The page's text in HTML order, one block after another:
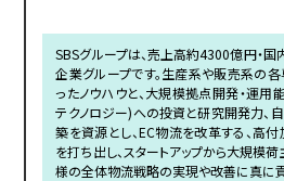
SBSグループは、売上高約4300億円・
企業グループです。生産系や販売系の
ったノウハウと、大規模拠点開発・運用
テクノロジー)への投資と研究開発力、
築を資源とし、EC物流を改革する、高
を打ち出し、スタートアップから大規模
様の全体物流戦略の実現や改善に真に貢